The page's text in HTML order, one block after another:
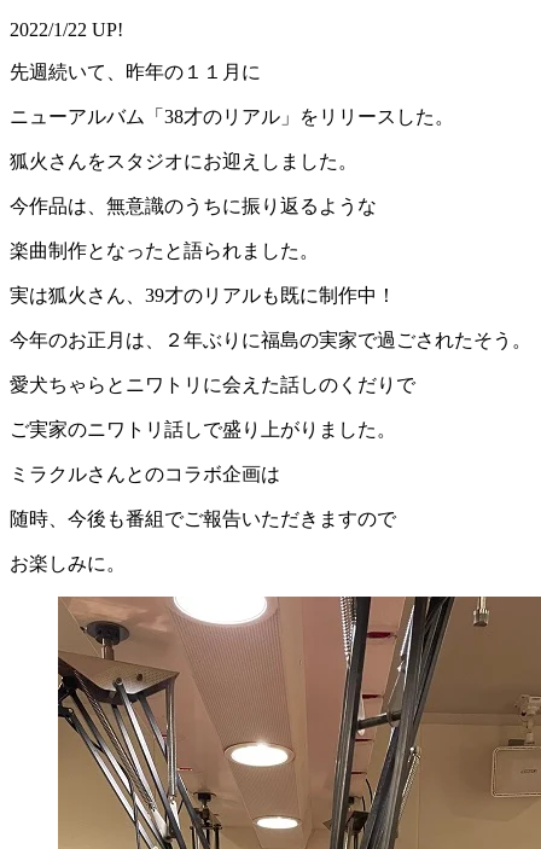
2022/1/22 UP!
先週続いて、昨年の１１月に
ニューアルバム「38才のリアル」をリリースした。
狐火さんをスタジオにお迎えしました。
今作品は、無意識のうちに振り返るような
楽曲制作となったと語られました。
実は狐火さん、39才のリアルも既に制作中！
今年のお正月は、２年ぶりに福島の実家で過ごされたそう。
愛犬ちゃらとニワトリに会えた話しのくだりで
ご実家のニワトリ話しで盛り上がりました。
ミラクルさんとのコラボ企画は
随時、今後も番組でご報告いただきますので
お楽しみに。